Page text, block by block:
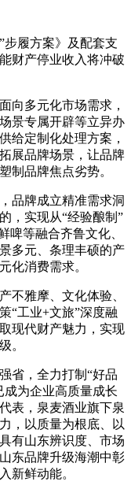
履方案》及配套支
财产停业收入将冲破
多元化市场需求，
景专属开辟等立异办
给定制化处理方案，
展品牌场景，让品牌
制品牌焦点劣势。
牌成立精准需求洞
，实现从“经验酿制”
啤等融合齐鲁文化、
多元、条理丰硕的产
化消费需求。
雅摩、文化体验、
“工业+文旅”深度融
现代财产魅力，实现
。
，全力打制“好品
成为企业高质量成长
表，泉麦酒业旗下泉
，以质量为根底、以
有山东辨识度、市场
东品牌升级海潮中彰
新鲜动能。